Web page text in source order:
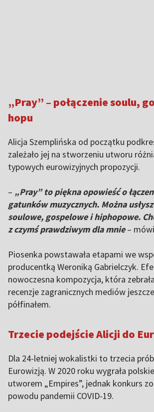
„Pray” – połączenie soulu,
hopu
Alicja Szemplińska od początku
zależało jej na stworzeniu utworu
typowych eurowizyjnych propozycji.
– „Pray” to piękna opowieść o
gatunków muzycznych. Można
soulowe, gospelowe i hiphopowe.
z czymś prawdziwym dla mnie–
Piosenka powstawała etapami we
producentką Weroniką Gabrielczyk.
nowoczesna kompozycja, która
recenzje zagranicznych mediów
półfinałem.
Trzecie podejście Alicji do
Dla 24-letniej wokalistki to trzecia
Eurowizją. W 2020 roku wygrała
utworem „Empires”, jednak konkurs
powodu pandemii COVID-19.